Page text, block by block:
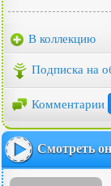
В коллекцию
Подписка на
Комментарии
Смотреть